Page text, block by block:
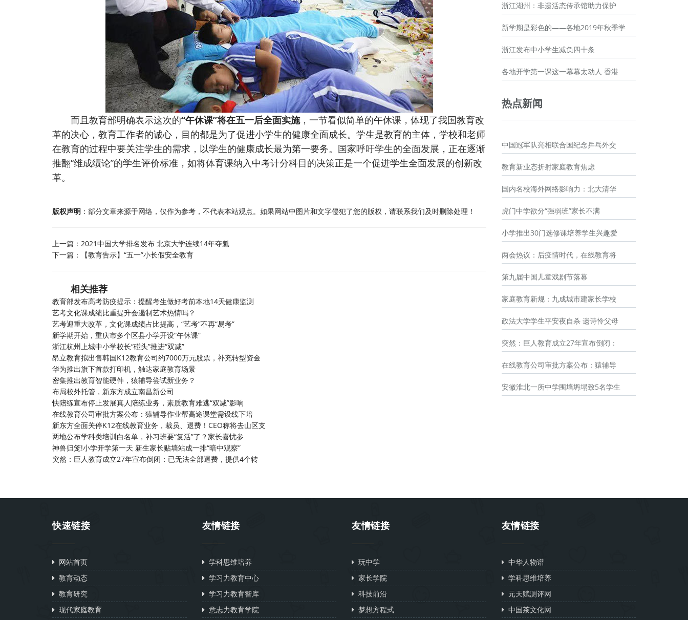
而且教育部明确表示这次的“午休课”将在五一后全面实施，一节看似简单的午休课，体现了我国教育改
革的决心，教育工作者的诚心，目的都是为了促进小学生的健康全面成长。学生是教育的主体，学校和老师
在教育的过程中要关注学生的需求，以学生的健康成长最为第一要务。国家呼吁学生的全面发展，正在逐渐
推翻“维成绩论”的学生评价标准，如将体育课纳入中考计分科目的决策正是一个促进学生全面发展的创新改
革。
版权声明 ：部分文章来源于网络，仅作为参考，不代表本站观点。如果网站中图片和文字侵犯了您的版权，请联系我们及时删除处理！
上一篇： 2021中国大学排名发布 北京大学连续14年夺魁
下一篇：
【教育告示】“五一”小长假安全教育
相关推荐
教育部发布高考防疫提示：提醒考生做好考前本地14天健康监测
艺考文化课成绩比重提升会遏制艺术热情吗？
艺考迎重大改革，文化课成绩占比提高，“艺考”不再“易考”
新学期开始，重庆市多个区县小学开设“午休课”
浙江杭州上城中小学校长“碰头”推进“双减”
昂立教育拟出售韩国K12教育公司约7000万元股票，补充转型资金
华为推出旗下首款打印机，触达家庭教育场景
密集推出教育智能硬件，猿辅导尝试新业务？
布局校外托管，新东方成立南昌新公司
快陪练宣布停止发展真人陪练业务，素质教育难逃“双减”影响
在线教育公司审批方案公布：猿辅导作业帮高途课堂需设线下培
新东方全面关停K12在线教育业务，裁员、退费！CEO称将去山区支
两地公布学科类培训白名单，补习班要“复活”了？家长喜忧参
神兽归笼!小学开学第一天 新生家长贴墙站成一排“暗中观察”
突然：巨人教育成立27年宣布倒闭：已无法全部退费，提供4个转
浙江湖州：非遗活态传承馆助力保护
新学期是彩色的——各地2019年秋季学
浙江发布中小学生减负四十条
各地开学第一课这一幕幕太动人 香港
热点新闻
中国冠军队亮相联合国纪念乒乓外交
教育新业态折射家庭教育焦虑
国内名校海外网络影响力：北大清华
虎门中学欲分“强弱班”家长不满
小学推出30门选修课培养学生兴趣爱
两会热议：后疫情时代，在线教育将
第九届中国儿童戏剧节落幕
家庭教育新规：九成城市建家长学校
政法大学学生平安夜自杀 遗诗怜父母
突然：巨人教育成立27年宣布倒闭：
在线教育公司审批方案公布：猿辅导
安徽淮北一所中学围墙坍塌致5名学生
快速链接
网站首页
教育动态
教育研究
现代家庭教育
友情链接
学科思维培养
学习力教育中心
学习力教育智库
意志力教育学院
友情链接
玩中学
家长学院
科技前沿
梦想方程式
友情链接
中华人物谱
学科思维培养
元天赋测评网
中国茶文化网